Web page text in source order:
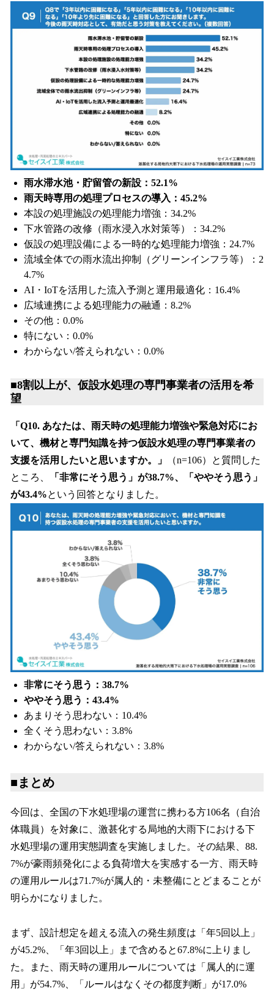
雨水滞水池・貯留管の新設：52.1%
雨天時専用の処理プロセスの導入：45.2%
本設の処理施設の処理能力増強：34.2%
下水管路の改修（雨水浸入水対策等）：34.2%
仮設の処理設備による一時的な処理能力増強：24.7%
流域全体での雨水流出抑制（グリーンインフラ等）：2
4.7%
AI・IoTを活用した流入予測と運用最適化：16.4%
広域連携による処理能力の融通：8.2%
その他：0.0%
特にない：0.0%
わからない/答えられない：0.0%
■8割以上が、仮設水処理の専門事業者の活用を希
望
「Q10. あなたは、雨天時の処理能力増強や緊急対応にお
いて、機材と専門知識を持つ仮設水処理の専門事業者の
支援を活用したいと思いますか。」
（n=106）と質問した
ところ、
「非常にそう思う」が38.7%、「ややそう思う」
が43.4%という回答となりました。
非常にそう思う：38.7%
ややそう思う：43.4%
あまりそう思わない：10.4%
全くそう思わない：3.8%
わからない/答えられない：3.8%
■まとめ
今回は、全国の下水処理場の運営に携わる方106名（自治
体職員）を対象に、激甚化する局地的大雨下における下
水処理場の運用実態調査を実施しました。その結果、88.
7%が豪雨頻発化による負荷増大を実感する一方、雨天時
の運用ルールは71.7%が属人的・未整備にとどまることが
明らかになりました。
まず、設計想定を超える流入の発生頻度は「年5回以上」
が45.2%、「年3回以上」まで含めると67.8%に上りまし
た。また、雨天時の運用ルールについては「属人的に運
用」が54.7%、「ルールはなくその都度判断」が17.0%